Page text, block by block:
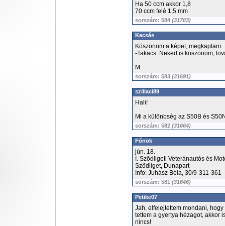
Ha 50 ccm akkor 1,8
70 ccm felé 1,5 mm
sorszám: 584 (31703)
Kacsás
Köszönöm a képet, megkaptam.
-Takacs: Neked is köszönöm,
M
sorszám: 583 (31691)
szillaci89
Hali!
Mi a különbség az S50B és
sorszám: 582 (31664)
Főnök
jún. 18.
I. Szõdligeti Veteránautós és
Szõdliget, Dunapart
Info: Juhász Béla, 30/9-311-361
sorszám: 581 (31646)
Petike07
Jah, elfelejtettem mondani,
tettem a gyertya hézagot, akkor
nincs!